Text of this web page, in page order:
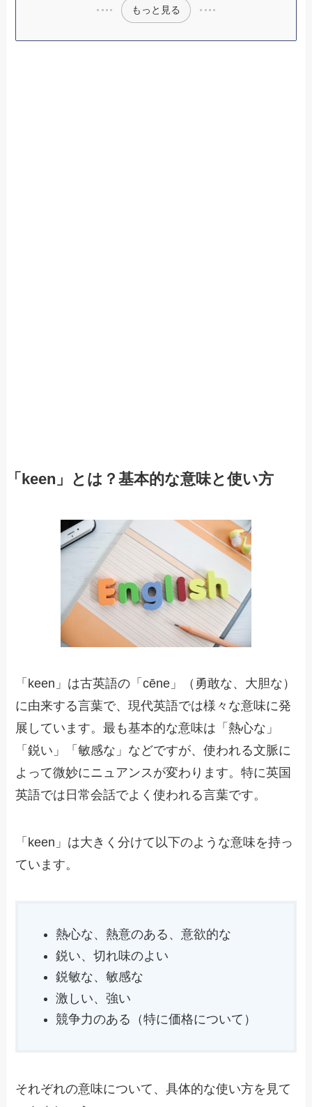
もっと見る
「keen」とは？基本的な意味と使い方
「keen」は古英語の「cēne」（勇敢な、大胆な）
に由来する言葉で、現代英語では様々な意味に発
展しています。最も基本的な意味は「熱心な」
「鋭い」「敏感な」などですが、使われる文脈に
よって微妙にニュアンスが変わります。特に英国
英語では日常会話でよく使われる言葉です。
「keen」は大きく分けて以下のような意味を持っ
ています。
熱心な、熱意のある、意欲的な
鋭い、切れ味のよい
鋭敏な、敏感な
激しい、強い
競争力のある（特に価格について）
それぞれの意味について、具体的な使い方を見て